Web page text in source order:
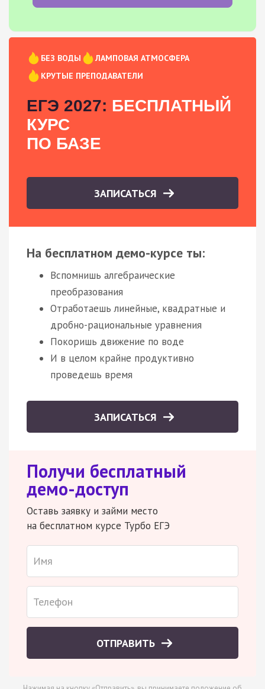
БЕЗ ВОДЫ
ЛАМПОВАЯ АТМОСФЕРА
КРУТЫЕ ПРЕПОДАВАТЕЛИ
ЕГЭ 2027: БЕСПЛАТНЫЙ
КУРС
ПО БАЗЕ
ЗАПИСАТЬСЯ
На бесплатном демо-курсе ты:
Вспомнишь алгебраические
преобразования
Отработаешь линейные, квадратные и
дробно-рациональные уравнения
Покоришь движение по воде
И в целом крайне продуктивно
проведешь время
ЗАПИСАТЬСЯ
Получи бесплатный
демо-доступ
Оставь заявку и займи место
на бесплатном курсе Турбо ЕГЭ
ОТПРАВИТЬ